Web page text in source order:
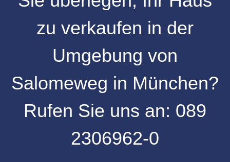
zu verkaufen in der
Umgebung von
Salomeweg in München?
Rufen Sie uns an: 089
2306962-0